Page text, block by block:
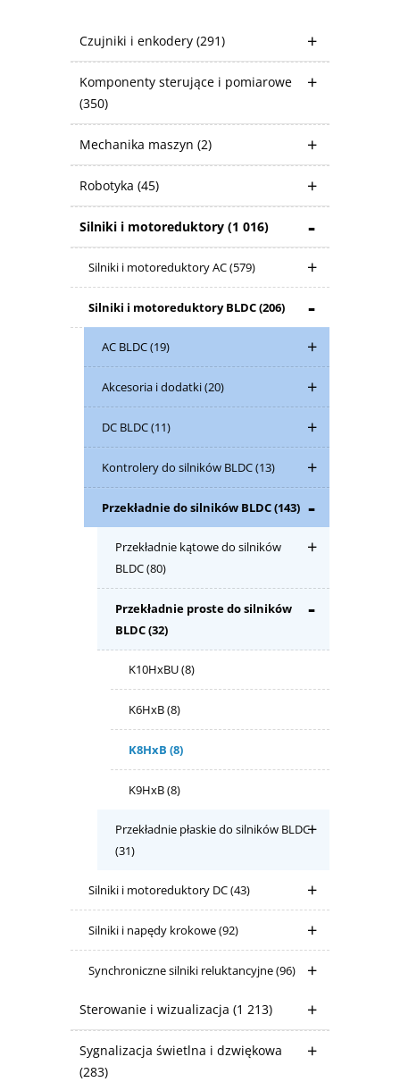
Czujniki i enkodery (291)
Komponenty sterujące i pomiarowe
(350)
Mechanika maszyn (2)
Robotyka (45)
Silniki i motoreduktory (1 016)
Silniki i motoreduktory AC(579)
Silniki i motoreduktory BLDC(206)
AC BLDC(19)
Akcesoria i dodatki(20)
DC BLDC(11)
Kontrolery do silników BLDC(13)
Przekładnie do silników BLDC(143)
Przekładnie kątowe do silników
BLDC(80)
Przekładnie proste do silników
BLDC(32)
K10HxBU(8)
K6HxB(8)
K8HxB (8)
K9HxB(8)
Przekładnie płaskie do silników BLDC
(31)
Silniki i motoreduktory DC(43)
Silniki i napędy krokowe(92)
Synchroniczne silniki reluktancyjne(96)
Sterowanie i wizualizacja (1 213)
Sygnalizacja świetlna i dzwiękowa
(283)